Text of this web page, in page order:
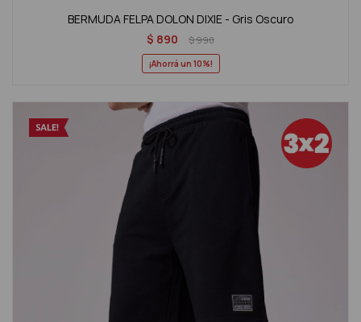
BERMUDA FELPA DOLON DIXIE - Gris Oscuro
$ 890 $990
10